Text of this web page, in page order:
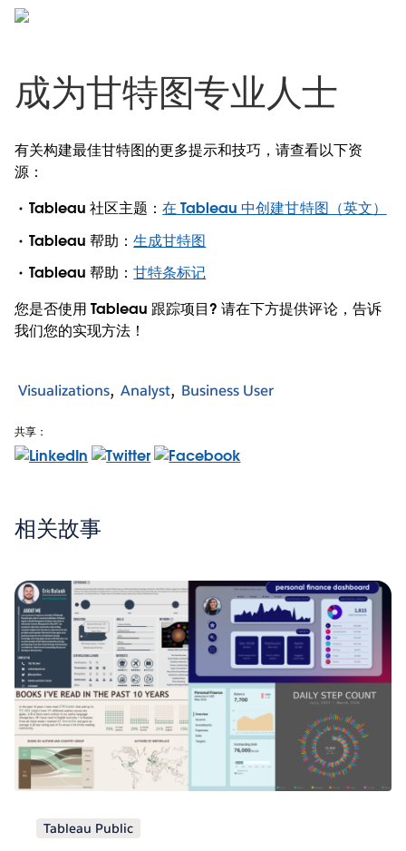
成为甘特图专业人士
有关构建最佳甘特图的更多提示和技巧，请查看以下资
源：
Tableau 社区主题：在 Tableau 中创建甘特图（英文）
Tableau 帮助：生成甘特图
Tableau 帮助：甘特条标记
您是否使用 Tableau 跟踪项目? 请在下方提供评论，告诉
我们您的实现方法！
Visualizations Analyst Business User
共享：
相关故事
Tableau Public